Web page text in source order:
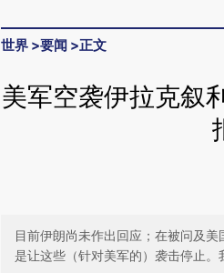
世界 >要闻 >正文
美军空袭伊拉克叙
目前伊朗尚未作出回应；在被问及
是让这些（针对美军的）袭击停止。